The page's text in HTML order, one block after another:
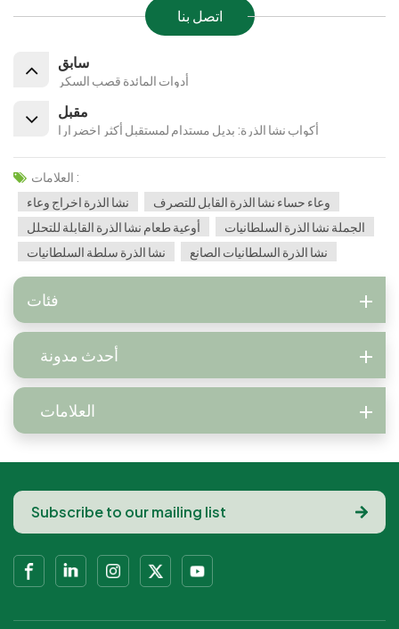
اتصل بنا
سابق
أدوات المائدة قصب السكر
مقبل
أكواب نشا الذرة: بديل مستدام لمستقبل أكثر اخضرارا
العلامات :
نشا الذرة اخراج وعاء
وعاء حساء نشا الذرة القابل للتصرف
أوعية طعام نشا الذرة القابلة للتحلل
الجملة نشا الذرة السلطانيات
نشا الذرة سلطة السلطانيات
نشا الذرة السلطانيات الصانع
فئات
أحدث مدونة
العلامات